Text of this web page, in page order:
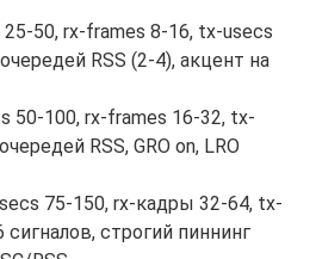
25-50, rx-frames 8-16, tx-usecs
RSS (2-4), акцент на
50-100, rx-frames 16-32, tx-
RSS, GRO on, LRO
75-150, rx-кадры 32-64, tx-
строгий пиннинг